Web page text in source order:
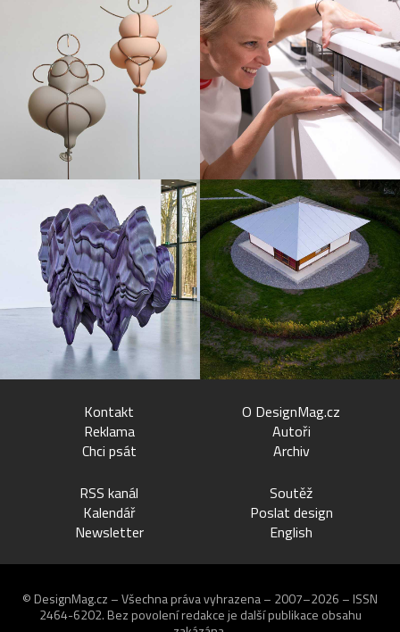
Kontakt
Reklama
Chci psát
O DesignMag.cz
Autoři
Archiv
RSS kanál
Kalendář
Newsletter
Soutěž
Poslat design
English
© DesignMag.cz – Všechna práva vyhrazena – 2007–2026 – ISSN
2464-6202. Bez povolení redakce je další publikace obsahu